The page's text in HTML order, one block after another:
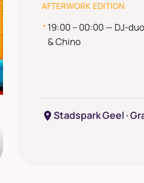
taco's, artisanale
foodtrucks
AFTERWORK EDITION
19:00 – 00:00 — DJ-
& Chino
Stadspark Geel ·